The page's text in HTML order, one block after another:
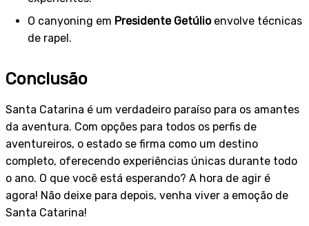
O canyoning em Presidente Getúlioenvolve técnicas
de rapel.
Conclusão
Santa Catarina é um verdadeiro paraíso para os amantes
da aventura. Com opções para todos os perfis de
aventureiros, o estado se firma como um destino
completo, oferecendo experiências únicas durante todo
o ano. O que você está esperando? A hora de agir é
agora! Não deixe para depois, venha viver a emoção de
Santa Catarina!